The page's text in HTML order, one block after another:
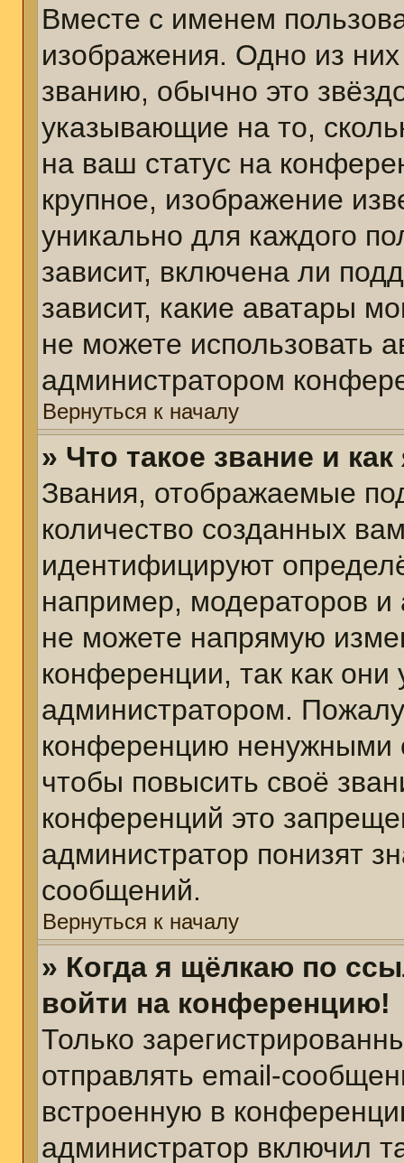
Вместе с именем
изображения. Одно из
званию, обычно это
указывающие на то,
на ваш статус на
крупное, изображение
уникально для каждого
зависит, включена ли
зависит, какие аватары
не можете использовать
администратором
Вернуться к началу
» Что такое звание и
Звания, отображаемые
количество созданных
идентифицируют
например, модераторов
не можете напрямую
конференции, так как они
администратором.
конференцию ненужными
чтобы повысить своё
конференций это
администратор понизят
сообщений.
Вернуться к началу
» Когда я щёлкаю по
войти на конференцию!
Только
отправлять email-
встроенную в
администратор включил